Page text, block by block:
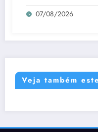
07/08/2026
Veja também